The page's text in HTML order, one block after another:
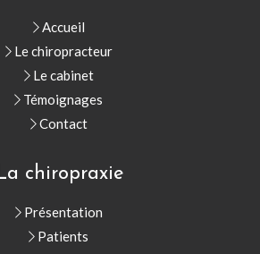
Accueil
Le chiropracteur
Le cabinet
Témoignages
Contact
chiropraxie
Présentation
Patients